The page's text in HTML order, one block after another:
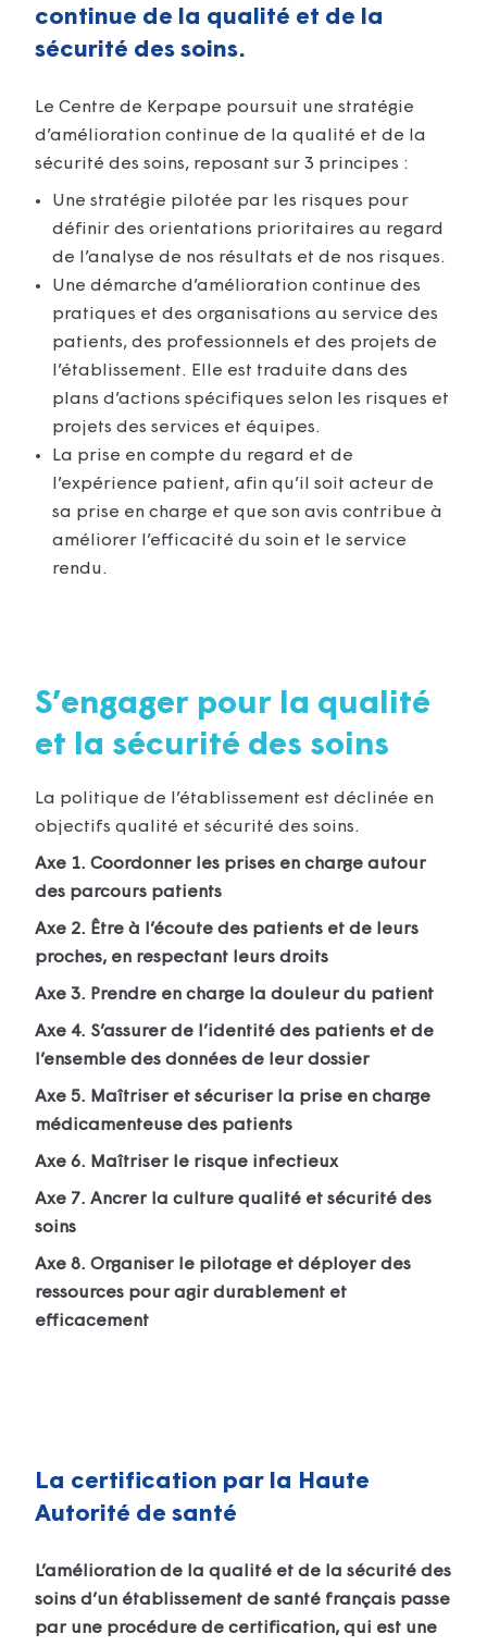
continue de la qualité et de la
sécurité des soins.
Le Centre de Kerpape poursuit une stratégie
d’amélioration continue de la qualité et de la
sécurité des soins, reposant sur 3 principes :
Une stratégie pilotée par les risques pour
définir des orientations prioritaires au regard
de l’analyse de nos résultats et de nos risques.
Une démarche d’amélioration continue des
pratiques et des organisations au service des
patients, des professionnels et des projets de
l’établissement. Elle est traduite dans des
plans d’actions spécifiques selon les risques et
projets des services et équipes.
La prise en compte du regard et de
l’expérience patient, afin qu’il soit acteur de
sa prise en charge et que son avis contribue à
améliorer l’efficacité du soin et le service
rendu.
S’engager pour la qualité
et la sécurité des soins
La politique de l’établissement est déclinée en
objectifs qualité et sécurité des soins.
Axe 1. Coordonner les prises en charge autour
des parcours patients
Axe 2. Être à l’écoute des patients et de leurs
proches, en respectant leurs droits
Axe 3. Prendre en charge la douleur du patient
Axe 4. S’assurer de l’identité des patients et de
l’ensemble des données de leur dossier
Axe 5. Maîtriser et sécuriser la prise en charge
médicamenteuse des patients
Axe 6. Maîtriser le risque infectieux
Axe 7. Ancrer la culture qualité et sécurité des
soins
Axe 8. Organiser le pilotage et déployer des
ressources pour agir durablement et
efficacement
La certification par la Haute
Autorité de santé
L’amélioration de la qualité et de la sécurité des
soins d’un établissement de santé français passe
par une procédure de certification, qui est une